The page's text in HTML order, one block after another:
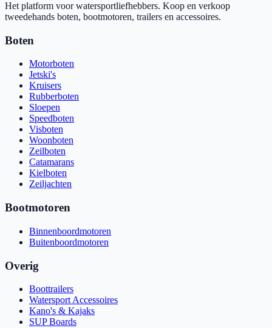
Het platform voor watersportliefhebbers. Koop en verkoop
tweedehands boten, bootmotoren, trailers en accessoires.
Boten
Motorboten
Jetski's
Kruisers
Rubberboten
Sloepen
Speedboten
Visboten
Woonboten
Zeilboten
Catamarans
Kielboten
Zeiljachten
Bootmotoren
Binnenboordmotoren
Buitenboordmotoren
Overig
Boottrailers
Watersport Accessoires
Kano's & Kajaks
SUP Boards